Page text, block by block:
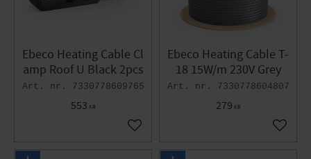
Ebeco Heating Cable Cl
amp Roof U Black 2pcs
7330778609765
553 KR
Add to favorites
Ebeco Heating Cable T-
18 15W/m 230V Grey
7330778604807
279 KR
Add